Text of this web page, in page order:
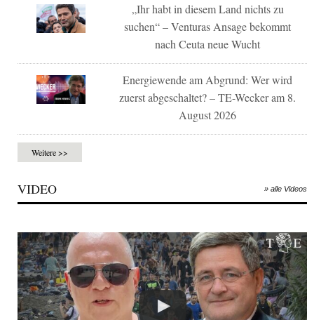
„Ihr habt in diesem Land nichts zu
suchen“ – Venturas Ansage bekommt
nach Ceuta neue Wucht
Energiewende am Abgrund: Wer wird
zuerst abgeschaltet? – TE-Wecker am 8.
August 2026
Weitere >>
VIDEO » alle Videos